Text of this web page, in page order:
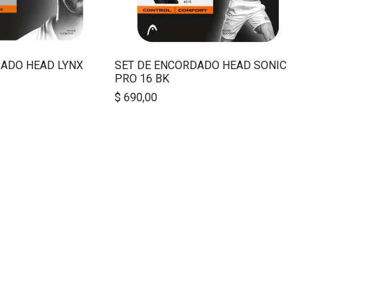
HEAD LYNX
SET DE ENCORDADO HEAD SONIC
PRO 16 BK
$ 690,00